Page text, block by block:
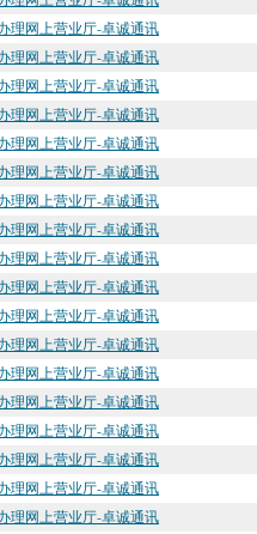
理网上营业厅-卓诚通讯
理网上营业厅-卓诚通讯
理网上营业厅-卓诚通讯
理网上营业厅-卓诚通讯
理网上营业厅-卓诚通讯
理网上营业厅-卓诚通讯
理网上营业厅-卓诚通讯
理网上营业厅-卓诚通讯
理网上营业厅-卓诚通讯
理网上营业厅-卓诚通讯
理网上营业厅-卓诚通讯
理网上营业厅-卓诚通讯
理网上营业厅-卓诚通讯
理网上营业厅-卓诚通讯
理网上营业厅-卓诚通讯
理网上营业厅-卓诚通讯
理网上营业厅-卓诚通讯
理网上营业厅-卓诚通讯